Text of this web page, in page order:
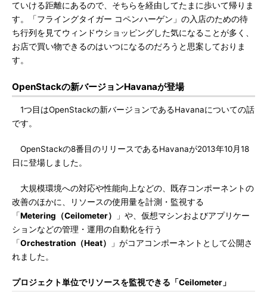
ていける距離にあるので、そちらを経由してたまに歩いて帰りま
す。「フライングタイガー コペンハーゲン」の入店のための待
ち行列を見てウィンドウショッピングした気になることが多く、
お店で買い物できるのはいつになるのだろうと思案しておりま
す。
OpenStackの新バージョンHavanaが登場
1つ目はOpenStackの新バージョンであるHavanaについての話
です。
OpenStackの8番目のリリースであるHavanaが2013年10月18
日に登場しました。
大規模環境への対応や性能向上などの、既存コンポーネントの
改善のほかに、リソースの使用量を計測・監視する
「Metering（Ceilometer）
」や、仮想マシンおよびアプリケー
ションなどの管理・運用の自動化を行う
「Orchestration（Heat）
」がコアコンポーネントとして公開さ
れました。
プロジェクト単位でリソースを監視できる「Ceilometer」